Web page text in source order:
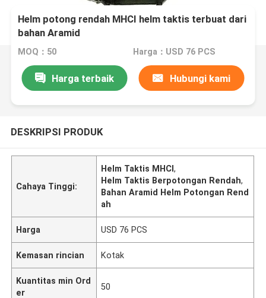
Helm potong rendah MHCI helm taktis terbuat dari
bahan Aramid
MOQ：50 Harga：USD 76 PCS
Harga terbaik Hubungi kami
DESKRIPSI PRODUK
Cahaya Tinggi:
Helm Taktis MHCI,
Helm Taktis Berpotongan Rendah,
Bahan Aramid Helm Potongan Rend
ah
Harga USD 76 PCS
Kemasan rincian Kotak
Kuantitas min Ord
er
50